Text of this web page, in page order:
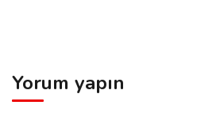
Yorum yapın